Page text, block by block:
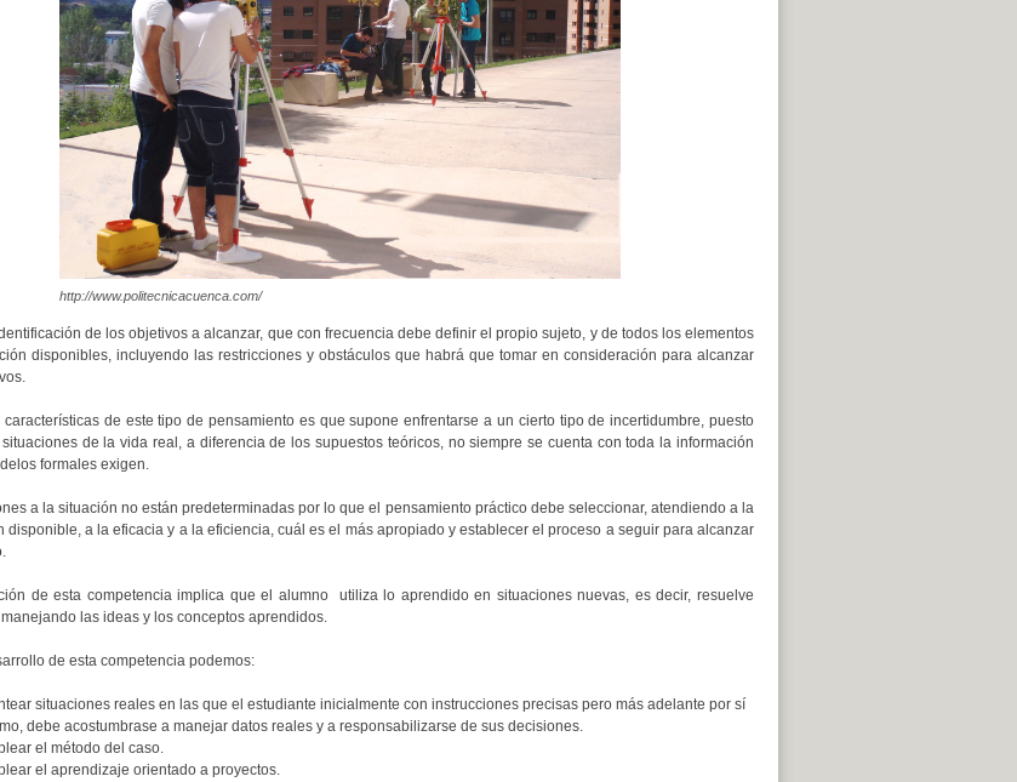
http://www.politecnicacuenca.com/
de los objetivos a alcanzar, que con frecuencia debe definir el propio sujeto, y de todos los elementos
disponibles, incluyendo las restricciones y obstáculos que habrá que tomar en consideración para alcanzar
características de este tipo de pensamiento es que supone enfrentarse a un cierto tipo de incertidumbre, puesto
de la vida real, a diferencia de los supuestos teóricos, no siempre se cuenta con toda la información
formales exigen.
a la situación no están predeterminadas por lo que el pensamiento práctico debe seleccionar, atendiendo a la
disponible, a la eficacia y a la eficiencia, cuál es el más apropiado y establecer el proceso a seguir para alcanzar
de esta competencia implica que el alumno utiliza lo aprendido en situaciones nuevas, es decir, resuelve
las ideas y los conceptos aprendidos.
de esta competencia podemos:
situaciones reales en las que el estudiante inicialmente con instrucciones precisas pero más adelante por sí
debe acostumbrase a manejar datos reales y a responsabilizarse de sus decisiones.
el método del caso.
el aprendizaje orientado a proyectos.